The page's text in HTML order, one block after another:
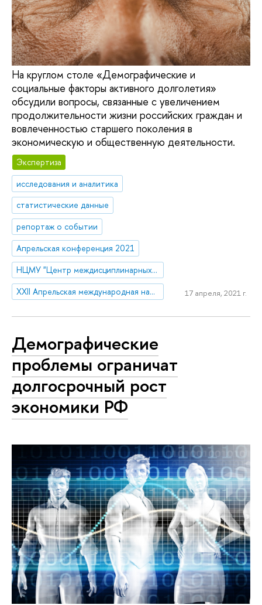
На круглом столе «Демографические и
социальные факторы активного долголетия»
обсудили вопросы, связанные с увеличением
продолжительности жизни российских граждан и
вовлеченностью старшего поколения в
экономическую и общественную деятельности.
Экспертиза
исследования и аналитика
статистические данные
репортаж о событии
Апрельская конференция 2021
НЦМУ "Центр междисциплинарных исследований человеческого потенциала"
XXII Апрельская международная научная конференция по проблемам развития экономики и общества
17 апреля, 2021 г.
Демографические
проблемы ограничат
долгосрочный рост
экономики РФ